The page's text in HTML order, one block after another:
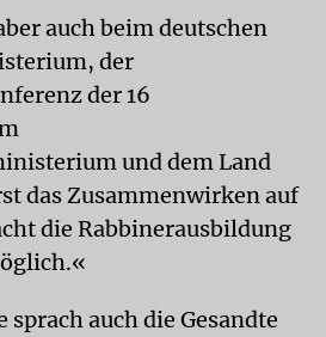
auch beim deutschen
der
der 16
und dem Land
das Zusammenwirken auf
die Rabbinerausbildung
auch die Gesandte